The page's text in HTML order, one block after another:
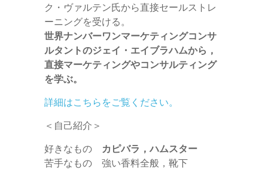
ク・ヴァルテン氏から直接セールストレ
ーニングを受ける。
世界ナンバーワンマーケティングコンサ
ルタントのジェイ・エイブラハムから，
直接マーケティングやコンサルティング
を学ぶ。
詳細はこちらをご覧ください。
＜自己紹介＞
好きなもの カピバラ，ハムスター
苦手なもの 強い香料全般，靴下